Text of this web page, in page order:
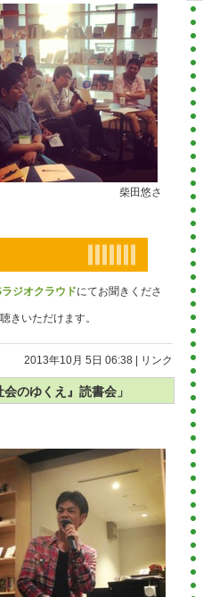
柴田悠さ
ジオクラウドにてお聞きくださ
きいただけます。
2013年10月 5日 06:38 リンク
のゆくえ』読書会」